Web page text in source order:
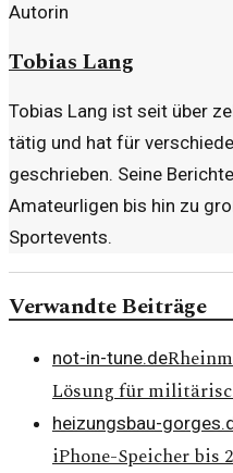
Autorin
Tobias Lang
Tobias Lang ist seit über
tätig und hat für
geschrieben. Seine
Amateurligen bis hin zu
Sportevents.
Verwandte Beiträge
not-in-tune.de
Lösung für
heizungsbau-
iPhone-Speicher bis